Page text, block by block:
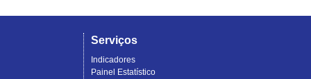
Serviços
Indicadores
Painel Estatístico